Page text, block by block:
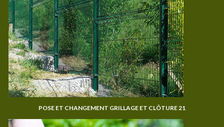
POSE ET CHANGEMENT GRILLAGE ET CLÔTURE 21